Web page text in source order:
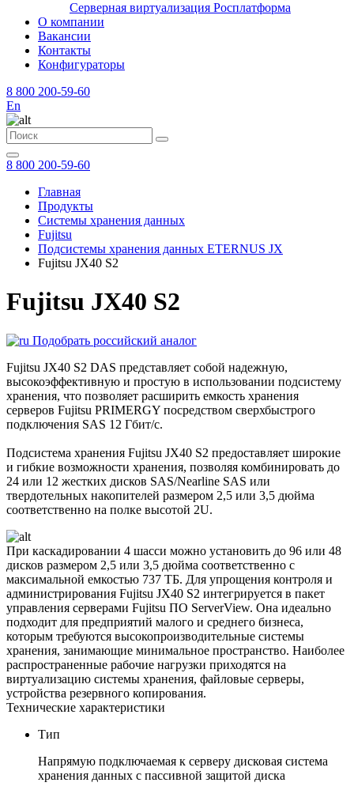
Серверная виртуализация Росплатформа
О компании
Вакансии
Контакты
Конфигураторы
8 800 200-59-60
En
8 800 200-59-60
Главная
Продукты
Системы хранения данных
Fujitsu
Подсистемы хранения данных ETERNUS JX
Fujitsu JX40 S2
Fujitsu JX40 S2
Подобрать российский аналог
Fujitsu JX40 S2 DAS представляет собой надежную,
высокоэффективную и простую в использовании подсистему
хранения, что позволяет расширить емкость хранения
серверов Fujitsu PRIMERGY посредством сверхбыстрого
подключения SAS 12 Гбит/с.
Подсистема хранения Fujitsu JX40 S2 предоставляет широкие
и гибкие возможности хранения, позволяя комбинировать до
24 или 12 жестких дисков SAS/Nearline SAS или
твердотельных накопителей размером 2,5 или 3,5 дюйма
соответственно на полке высотой 2U.
При каскадировании 4 шасси можно установить до 96 или 48
дисков размером 2,5 или 3,5 дюйма соответственно с
максимальной емкостью 737 ТБ. Для упрощения контроля и
администрирования Fujitsu JX40 S2 интегрируется в пакет
управления серверами Fujitsu ПО ServerView. Она идеально
подходит для предприятий малого и среднего бизнеса,
которым требуются высокопроизводительные системы
хранения, занимающие минимальное пространство. Наиболее
распространенные рабочие нагрузки приходятся на
виртуализацию системы хранения, файловые серверы,
устройства резервного копирования.
Технические характеристики
Тип
Напрямую подключаемая к серверу дисковая система
хранения данных с пассивной защитой диска